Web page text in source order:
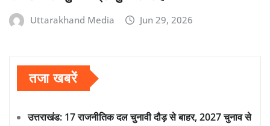
Uttarakhand Media Jun 29, 2026
तजा खबरें
उत्तराखंड: 17 राजनीतिक दल चुनावी दौड़ से बाहर, 2027 चुनाव से